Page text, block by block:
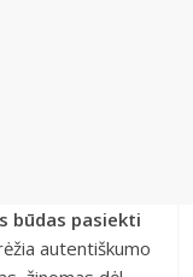
būdas pasiekti
autentiškumo